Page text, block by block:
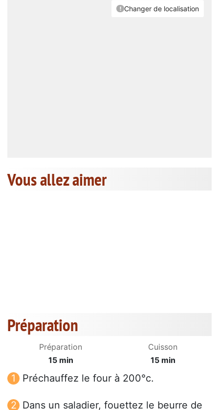
Vous allez aimer
Préparation
Préparation
15 min
Cuisson
15 min
Préchauffez le four à 200°c.
Dans un saladier, fouettez le beurre de